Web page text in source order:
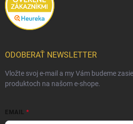
ODOBERAŤ NEWSLETTER
Vložte svoj e-mail a my Vám budeme
produktoch na našom e-shope.
EMAIL